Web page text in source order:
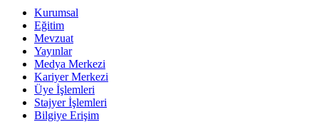
Kurumsal
Eğitim
Mevzuat
Yayınlar
Medya Merkezi
Kariyer Merkezi
Üye İşlemleri
Stajyer İşlemleri
Bilgiye Erişim